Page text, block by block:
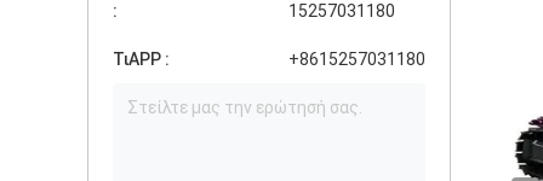
:
15257031180
ΤιAPP : +8615257031180